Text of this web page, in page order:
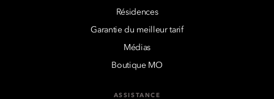
Résidences
Garantie du meilleur tarif
Médias
Boutique MO
ASSISTANCE